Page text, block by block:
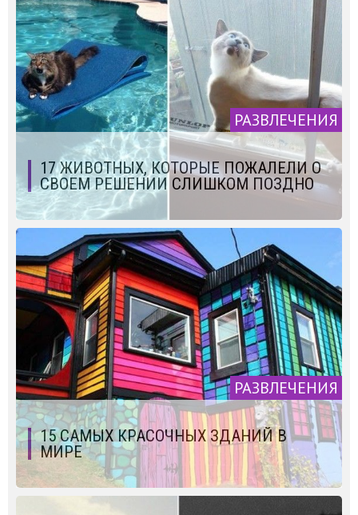
РАЗВЛЕЧЕНИЯ
17 ЖИВОТНЫХ, КОТОРЫЕ ПОЖАЛЕЛИ О
СВОЕМ РЕШЕНИИ СЛИШКОМ ПОЗДНО
РАЗВЛЕЧЕНИЯ
15 САМЫХ КРАСОЧНЫХ ЗДАНИЙ В
МИРЕ